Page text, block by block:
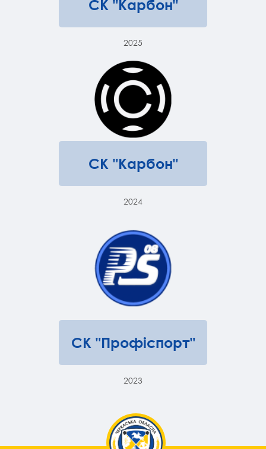
СК "Карбон"
2025
СК "Карбон"
2024
СК "Профіспорт"
2023